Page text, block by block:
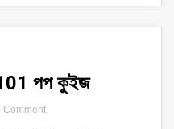
পপ কুইজ
Commenton